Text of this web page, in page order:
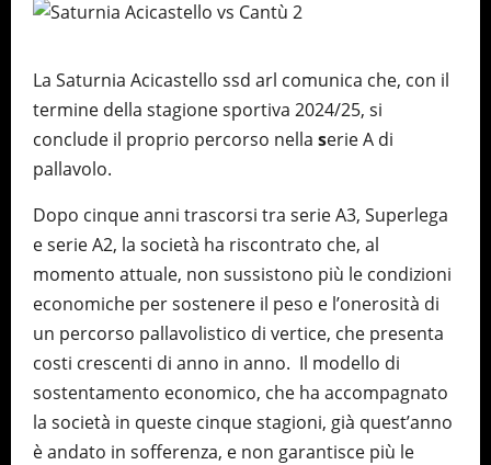
La Saturnia Acicastello ssd arl comunica che, con il
termine della stagione sportiva 2024/25, si
conclude il proprio percorso nella serie A di
pallavolo.
Dopo cinque anni trascorsi tra serie A3, Superlega
e serie A2, la società ha riscontrato che, al
momento attuale, non sussistono più le condizioni
economiche per sostenere il peso e l’onerosità di
un percorso pallavolistico di vertice, che presenta
costi crescenti di anno in anno. Il modello di
sostentamento economico, che ha accompagnato
la società in queste cinque stagioni, già quest’anno
è andato in sofferenza, e non garantisce più le